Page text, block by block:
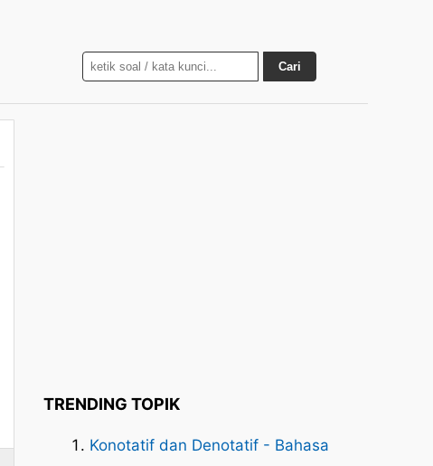
Cari
TRENDING TOPIK
Konotatif dan Denotatif - Bahasa